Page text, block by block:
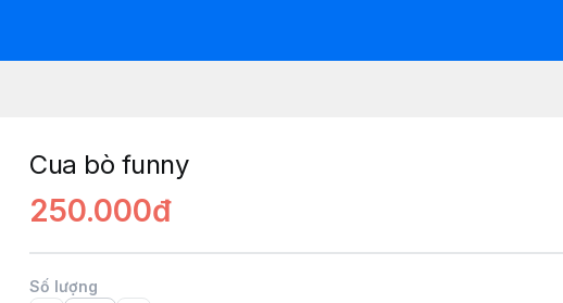
Cua bò funny
250.000đ
Số lượng